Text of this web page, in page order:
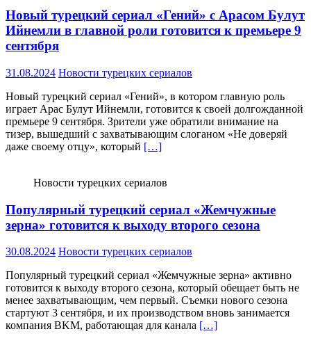
Новый турецкий сериал «Гений» с Арасом Булут
Ийнемли в главной роли готовится к премьере 9
сентября
31.08.2024 Новости турецких сериалов
Новый турецкий сериал «Гений», в котором главную роль
играет Арас Булут Ийнемли, готовится к своей долгожданной
премьере 9 сентября. Зрители уже обратили внимание на
тизер, вышедший с захватывающим слоганом «Не доверяй
даже своему отцу», который […]
Новости турецких сериалов
Популярный турецкий сериал «Жемчужные
зерна» готовится к выходу второго сезона
30.08.2024 Новости турецких сериалов
Популярный турецкий сериал «Жемчужные зерна» активно
готовится к выходу второго сезона, который обещает быть не
менее захватывающим, чем первый. Съемки нового сезона
стартуют 3 сентября, и их производством вновь занимается
компания BKM, работающая для канала […]